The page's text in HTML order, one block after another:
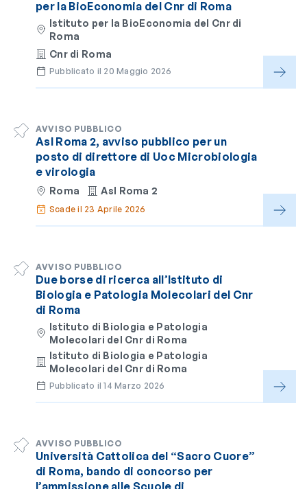
per la BioEconomia del Cnr di Roma
Istituto per la BioEconomia del Cnr di
Roma
Cnr di Roma
Pubblicato il 20 Maggio 2026
AVVISO PUBBLICO
Asl Roma 2, avviso pubblico per un
posto di direttore di Uoc Microbiologia
e virologia
Roma Asl Roma 2
Scade il 23 Aprile 2026
AVVISO PUBBLICO
Due borse di ricerca all’Istituto di
Biologia e Patologia Molecolari del Cnr
di Roma
Istituto di Biologia e Patologia
Molecolari del Cnr di Roma
Istituto di Biologia e Patologia
Molecolari del Cnr di Roma
Pubblicato il 14 Marzo 2026
AVVISO PUBBLICO
Università Cattolica del “Sacro Cuore”
di Roma, bando di concorso per
l’ammissione alle Scuole di